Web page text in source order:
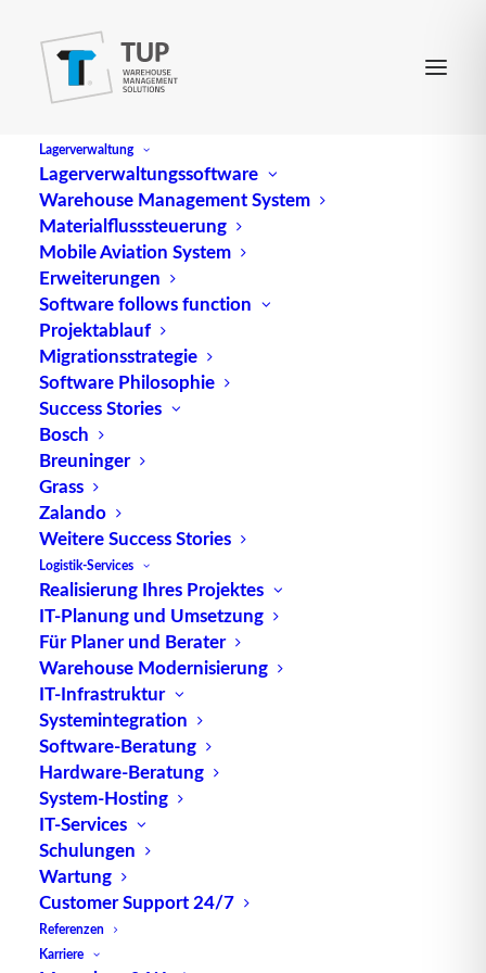
Lagerverwaltung
Lagerverwaltungssoftware
Warehouse Management System
Materialflusssteuerung
Mobile Aviation System
Erweiterungen
Software follows function
Projektablauf
Migrationsstrategie
Software Philosophie
Success Stories
Bosch
Breuninger
Grass
Zalando
Weitere Success Stories
Logistik-Services
Realisierung Ihres Projektes
IT-Planung und Umsetzung
Für Planer und Berater
Warehouse Modernisierung
IT-Infrastruktur
Systemintegration
Software-Beratung
Hardware-Beratung
System-Hosting
IT-Services
Schulungen
Wartung
Customer Support 24/7
Referenzen
Karriere
Application Link Enabling
Application Link Enabling (ALE) ist eine
leistungsfähige Schnittstelle, die in SAP-
Anwendungen integriert ist und eine effiziente
Kommunikation zwischen verschiedenen Systemen
ermöglicht. Insbesondere spielt ALE eine
entscheidende Rolle bei der
Warehouse-Management-Systemen (
SAP-Ökosystem.
Die Hauptfunktion von ALE besteht darin, den
Datenaustausch und die Prozessintegration
zwischen SAP-Systemen und anderen
Anwendungen zu erleichtern. Im Kontext von
Warehouse-Management bedeutet dies, dass ALE
als Brücke dient, um WMS nahtlos in die SAP-
Infrastruktur zu integrieren. Dies ermöglicht eine
durchgängige Verwaltung von Lagerprozessen,
Beständen und Logistikabläufen.
Durch die Nutzung von ALE können Unternehmen
ihre WMS-Lösungen effektiv mit SAP-Systemen
verbinden, ohne aufwändige, manuelle
Dateneingriffe vornehmen zu müssen. Dies führt
zu einer verbesserten Effizienz, da Informationen